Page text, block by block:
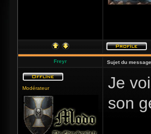
Freyr Sujet du
Modérateur
Je
son